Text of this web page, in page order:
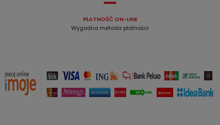
PŁATNOŚĆ ON-LINE
Wygodna metoda płatności